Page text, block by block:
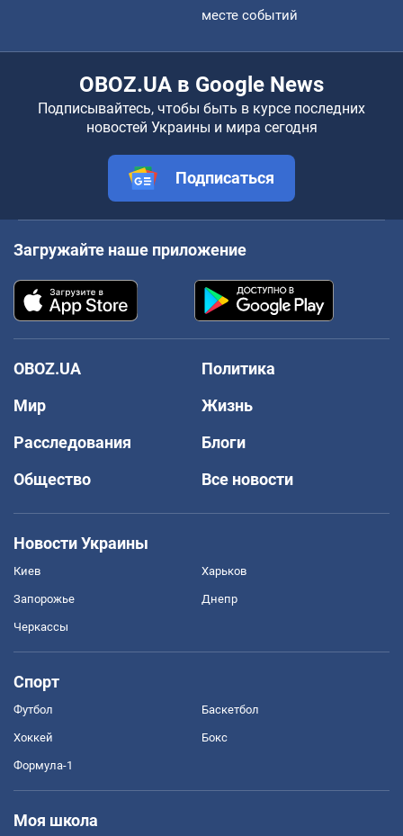
месте событий
OBOZ.UA в Google News
Подписывайтесь, чтобы быть в курсе последних
новостей Украины и мира сегодня
Подписаться
Загружайте наше приложение
OBOZ.UA
Политика
Мир
Жизнь
Расследования
Блоги
Общество
Все новости
Новости Украины
Киев Харьков
Запорожье Днепр
Черкассы
Спорт
Футбол Баскетбол
Хоккей Бокс
Формула-1
Моя школа